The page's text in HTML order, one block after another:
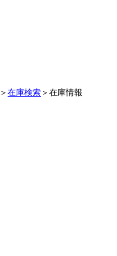
＞ 在庫検索 ＞在庫情報